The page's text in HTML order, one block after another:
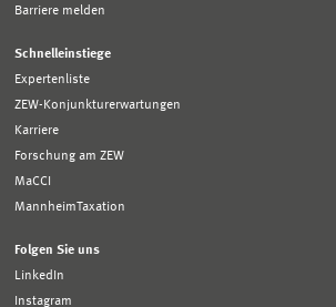
Barriere melden
Schnelleinstiege
Expertenliste
ZEW-Konjunkturerwartungen
Karriere
Forschung am ZEW
MaCCI
MannheimTaxation
Folgen Sie uns
LinkedIn
Instagram